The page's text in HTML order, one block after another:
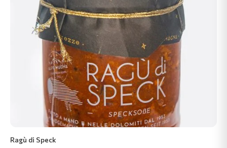
Ragù di Speck